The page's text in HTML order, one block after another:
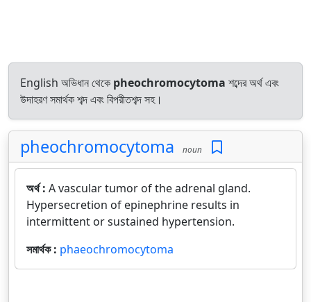
English অভিধান থেকে pheochromocytoma শব্দের অর্থ এবং
উদাহরণ সমার্থক শব্দ এবং বিপরীতশব্দ সহ।
pheochromocytoma noun
অর্থ : A vascular tumor of the adrenal gland.
Hypersecretion of epinephrine results in
intermittent or sustained hypertension.
সমার্থক : phaeochromocytoma